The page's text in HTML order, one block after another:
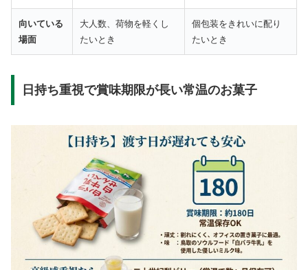
向いている
場面
大人数、荷物を軽くし
たいとき
個包装をきれいに配り
たいとき
日持ち重視で賞味期限が長い常温のお菓子